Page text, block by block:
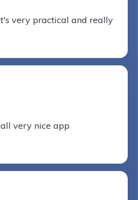
very practical and really
very nice app